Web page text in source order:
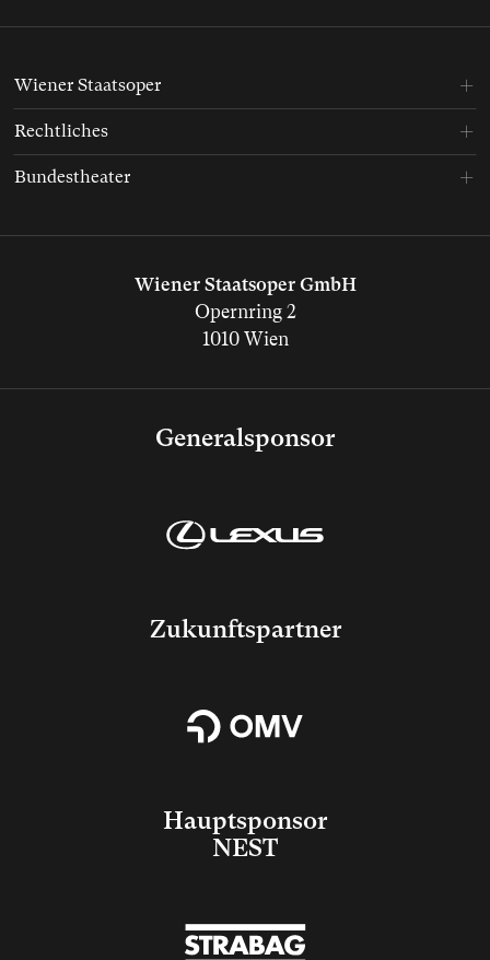
Generalsponsor
Zukunftspartner
Hauptsponsor
NEST
Wiener Staatsoper GmbH
Opernring 2
1010 Wien
Wiener Staatsoper
Rechtliches
Bundestheater